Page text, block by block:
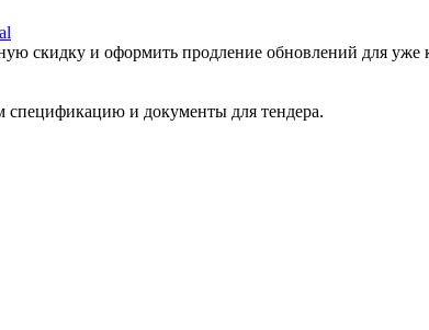
скидку и оформить продление обновлений для уже
и документы для тендера.